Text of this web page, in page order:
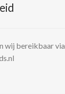
wij bereikbaar via